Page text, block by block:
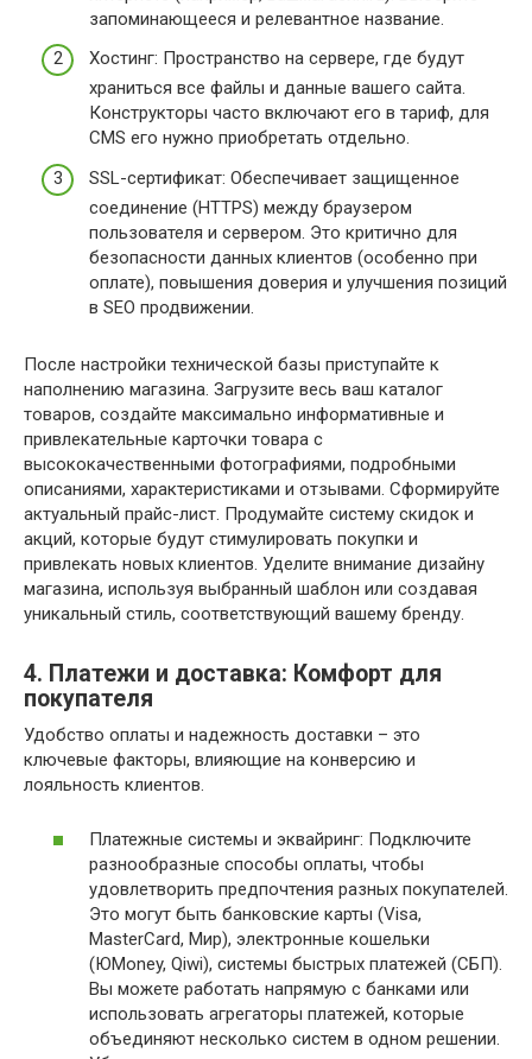
запоминающееся и релевантное название.
Хостинг: Пространство на сервере, где будут
храниться все файлы и данные вашего сайта.
Конструкторы часто включают его в тариф, для
CMS его нужно приобретать отдельно.
SSL-сертификат: Обеспечивает защищенное
соединение (HTTPS) между браузером
пользователя и сервером. Это критично для
безопасности данных клиентов (особенно при
оплате), повышения доверия и улучшения позиций
в SEO продвижении.
После настройки технической базы приступайте к
наполнению магазина. Загрузите весь ваш каталог
товаров, создайте максимально информативные и
привлекательные карточки товара с
высококачественными фотографиями, подробными
описаниями, характеристиками и отзывами. Сформируйте
актуальный прайс-лист. Продумайте систему скидок и
акций, которые будут стимулировать покупки и
привлекать новых клиентов. Уделите внимание дизайну
магазина, используя выбранный шаблон или создавая
уникальный стиль, соответствующий вашему бренду.
4. Платежи и доставка: Комфорт для
покупателя
Удобство оплаты и надежность доставки – это
ключевые факторы, влияющие на конверсию и
лояльность клиентов.
Платежные системы и эквайринг: Подключите
разнообразные способы оплаты, чтобы
удовлетворить предпочтения разных покупателей.
Это могут быть банковские карты (Visa,
MasterCard, Мир), электронные кошельки
(ЮMoney, Qiwi), системы быстрых платежей (СБП).
Вы можете работать напрямую с банками или
использовать агрегаторы платежей, которые
объединяют несколько систем в одном решении.